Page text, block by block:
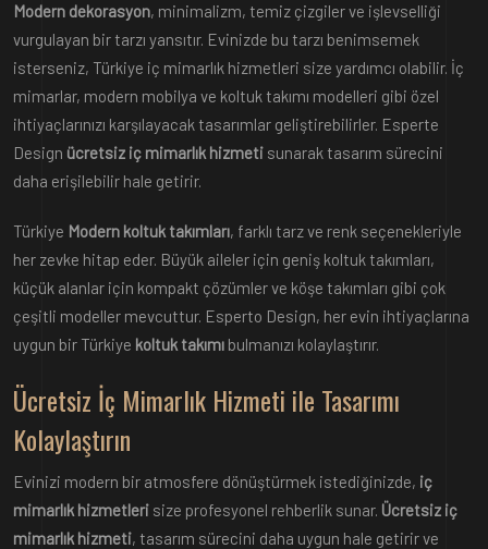
Modern dekorasyon, minimalizm, temiz çizgiler ve işlevselliği
vurgulayan bir tarzı yansıtır. Evinizde bu tarzı benimsemek
isterseniz, Türkiye iç mimarlık hizmetleri size yardımcı olabilir. İç
mimarlar, modern mobilya ve koltuk takımı modelleri gibi özel
ihtiyaçlarınızı karşılayacak tasarımlar geliştirebilirler. Esperte
Design ücretsiz iç mimarlık hizmeti sunarak tasarım sürecini
daha erişilebilir hale getirir.
Türkiye Modern koltuk takımları, farklı tarz ve renk seçenekleriyle
her zevke hitap eder. Büyük aileler için geniş koltuk takımları,
küçük alanlar için kompakt çözümler ve köşe takımları gibi çok
çeşitli modeller mevcuttur. Esperto Design, her evin ihtiyaçlarına
uygun bir Türkiye koltuk takımı bulmanızı kolaylaştırır.
Ücretsiz İç Mimarlık Hizmeti ile Tasarımı
Kolaylaştırın
Evinizi modern bir atmosfere dönüştürmek istediğinizde, iç
mimarlık hizmetleri size profesyonel rehberlik sunar. Ücretsiz iç
mimarlık hizmeti, tasarım sürecini daha uygun hale getirir ve